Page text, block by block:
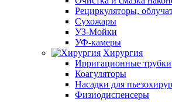
Рециркуляторы,
Сухожары
УЗ-Мойки
УФ-камеры
Хирургия
Ирригационные трубки
Коагуляторы
Насадки для
Физиодиспенсеры